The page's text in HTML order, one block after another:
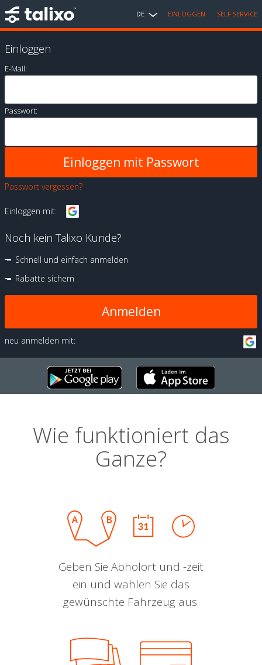
DE EINLOGGEN SELF SERVICE
Einloggen
E-Mail:
Passwort:
Passwort vergessen?
Einloggen mit:
Noch kein Talixo Kunde?
Schnell und einfach anmelden
Rabatte sichern
Anmelden
neu anmelden mit:
Wie funktioniert das
Ganze?
Geben Sie Abholort und -zeit
ein und wählen Sie das
gewünschte Fahrzeug aus.